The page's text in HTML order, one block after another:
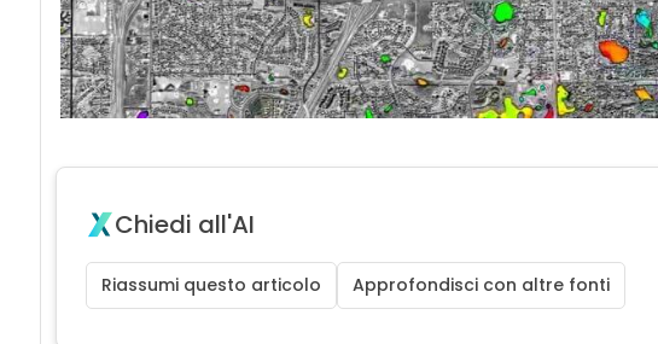
Chiedi all'AI
Riassumi questo articolo Approfondisci con altre fonti